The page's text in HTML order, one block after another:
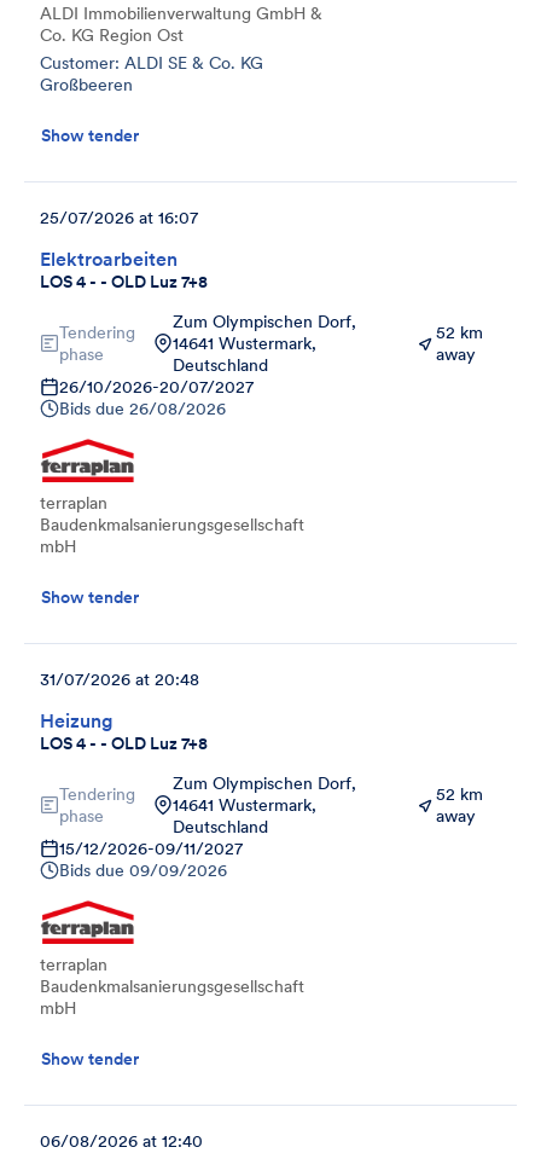
ALDI Immobilienverwaltung GmbH &
Co. KG Region Ost
Customer: ALDI SE & Co. KG
Großbeeren
Show tender
Elektroarbeiten
LOS 4 - - OLD Luz 7+8
25/07/2026 at 16:07
Tendering
phase
Zum Olympischen Dorf,
14641 Wustermark,
Deutschland
52 km
away
26/10/2026-20/07/2027
Bids due 26/08/2026
terraplan
Baudenkmalsanierungsgesellschaft
mbH
Show tender
Heizung
LOS 4 - - OLD Luz 7+8
31/07/2026 at 20:48
Tendering
phase
Zum Olympischen Dorf,
14641 Wustermark,
Deutschland
52 km
away
15/12/2026-09/11/2027
Bids due 09/09/2026
terraplan
Baudenkmalsanierungsgesellschaft
mbH
Show tender
06/08/2026 at 12:40